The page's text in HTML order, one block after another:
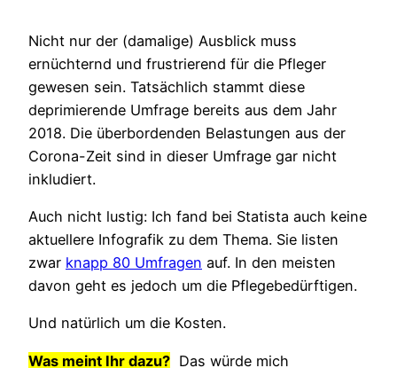
Nicht nur der (damalige) Ausblick muss
ernüchternd und frustrierend für die Pfleger
gewesen sein. Tatsächlich stammt diese
deprimierende Umfrage bereits aus dem Jahr
2018. Die überbordenden Belastungen aus der
Corona-Zeit sind in dieser Umfrage gar nicht
inkludiert.
Auch nicht lustig: Ich fand bei Statista auch keine
aktuellere Infografik zu dem Thema. Sie listen
zwar knapp 80 Umfragen auf. In den meisten
davon geht es jedoch um die Pflegebedürftigen.
Und natürlich um die Kosten.
Was meint Ihr dazu? Das würde mich